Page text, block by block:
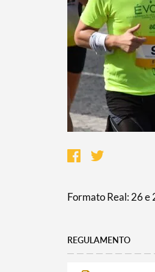
Formato Real: 26 e
REGULAMENTO